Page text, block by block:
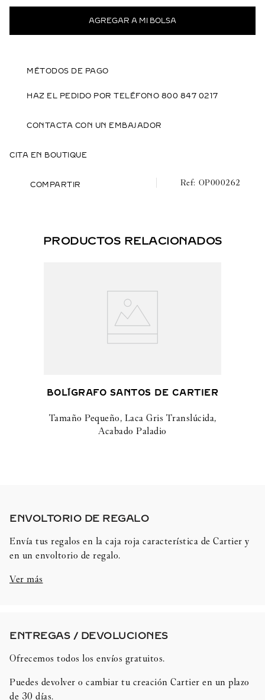
MÉTODOS DE PAGO
HAZ EL PEDIDO POR TELÉFONO 800 847 0217
CONTACTA CON UN EMBAJADOR
CITA EN BOUTIQUE
COMPARTIR OP000262
PRODUCTOS RELACIONADOS
BOLÍGRAFO SANTOS DE CARTIER
Tamaño Pequeño, Laca Gris Translúcida,
Acabado Paladio
ENVOLTORIO DE REGALO​
Envía tus regalos en la caja roja característica de Cartier y
en un envoltorio de regalo.
Ver más
ENTREGAS / DEVOLUCIONES​
Ofrecemos todos los envíos gratuitos.
Puedes devolver o cambiar tu creación Cartier en un plazo
de 30 días.​